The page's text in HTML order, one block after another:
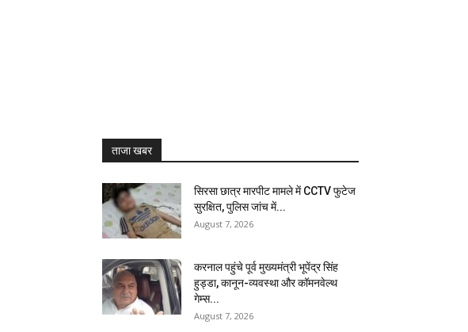
ताजा खबर
सिरसा छात्र मारपीट मामले में CCTV फुटेज
सुरक्षित, पुलिस जांच में...
August 7, 2026
करनाल पहुंचे पूर्व मुख्यमंत्री भूपेंद्र सिंह
हुड्डा, कानून-व्यवस्था और कॉमनवेल्थ
गेम्स...
August 7, 2026